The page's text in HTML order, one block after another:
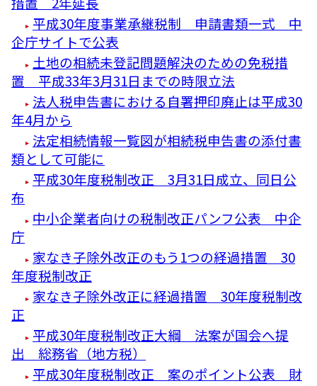
平成30年度事業承継税制 申請書類一式 中
企庁サイトで公表
土地の相続未登記問題解決のための免税措
置 平成33年3月31日までの時限立法
法人税申告書における自署押印廃止は平成30
年4月から
法定相続情報一覧図が相続税申告書の添付書
類として可能に
平成30年度税制改正 3月31日成立、同日公
布
中小企業者向けの税制改正パンフ公表 中企
庁
家なき子除外改正のもう1つの経過措置 30
年度税制改正
家なき子除外改正に経過措置 30年度税制改
正
平成30年度税制改正大綱 法案が国会へ提
出 総務省（地方税）
平成30年度税制改正 案のポイント公表 財